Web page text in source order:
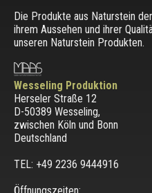
Die Produkte aus Naturstein
ihrem Aussehen und ihrer
unseren Naturstein Produkten.
Wesseling Produktion
Herseler Straße 12
D-50389 Wesseling,
zwischen Köln und Bonn
Deutschland
TEL: +49 2236 9444916
Öffnungszeiten: